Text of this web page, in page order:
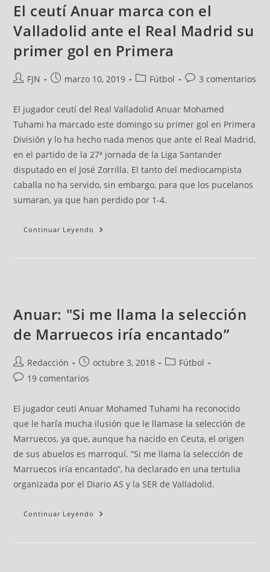
El ceutí Anuar marca con el
Valladolid ante el Real Madrid su
primer gol en Primera
FJN marzo 10, 2019 Fútbol 3 comentarios
El jugador ceutí del Real Valladolid Anuar Mohamed
Tuhami ha marcado este domingo su primer gol en Primera
División y lo ha hecho nada menos que ante el Real Madrid,
en el partido de la 27ª jornada de la Liga Santander
disputado en el José Zorrilla. El tanto del mediocampista
caballa no ha servido, sin embargo, para que los pucelanos
sumaran, ya que han perdido por 1-4.
Continuar Leyendo
Anuar: "Si me llama la selección
de Marruecos iría encantado”
Redacción octubre 3, 2018
Fútbol
19 comentarios
El jugador ceutí Anuar Mohamed Tuhami ha reconocido
que le haría mucha ilusión que le llamase la selección de
Marruecos, ya que, aunque ha nacido en Ceuta, el origen
de sus abuelos es marroquí. “Si me llama la selección de
Marruecos iría encantado”, ha declarado en una tertulia
organizada por el Diario AS y la SER de Valladolid.
Continuar Leyendo